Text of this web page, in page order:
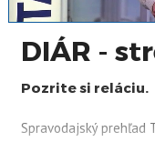
DIÁR -
Pozrite si reláciu.
Spravodajský prehľad